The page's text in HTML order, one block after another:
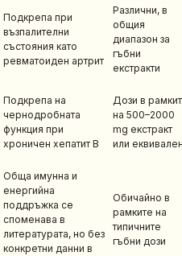
Подкрепа при
възпалителни
състояния като
ревматоиден артрит
Различни, в
общия
диапазон за
гъбни
екстракти
Подкрепа на
чернодробната
функция при
хроничен хепатит B
Дози в
на 500–2000
mg екстракт
или
Обща имунна и
енергийна
поддръжка се
споменава в
литературата, но без
конкретни данни в
Обичайно в
рамките на
типичните
гъбни дози